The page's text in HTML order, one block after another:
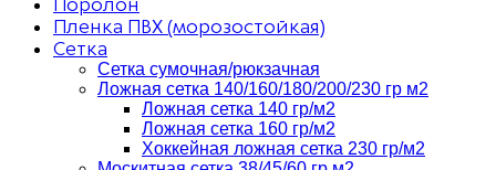
Пленка ПВХ (морозостойкая)
Сетка
Сетка сумочная/рюкзачная
Ложная сетка 140/160/180/200/230 гр м2
Ложная сетка 140 гр/м2
Ложная сетка 160 гр/м2
Хоккейная ложная сетка 230 гр/м2